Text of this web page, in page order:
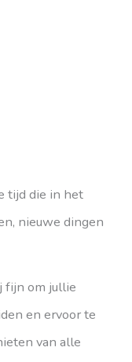
tijd die in het
nieuwe dingen
fijn om jullie
en ervoor te
van alle